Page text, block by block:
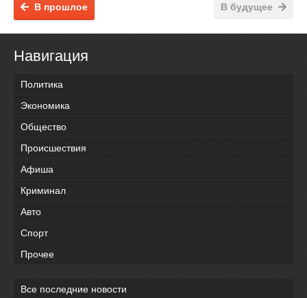
В будущее
В прошлое
Навигация
Политика
Экономика
Общество
Происшествия
Афиша
Криминал
Авто
Спорт
Прочее
Все последние новости